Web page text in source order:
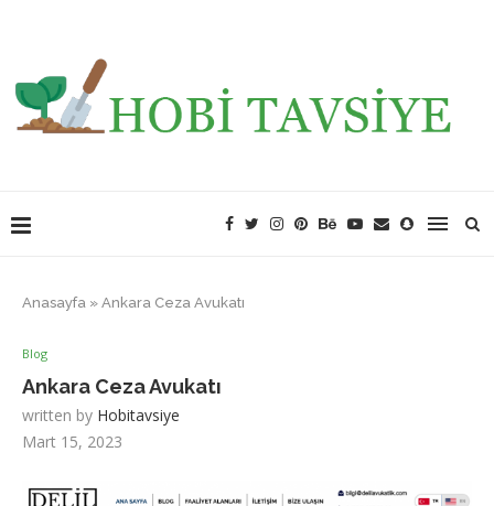
Anasayfa » Ankara Ceza Avukatı
Blog
Ankara Ceza Avukatı
written by Hobitavsiye
Mart 15, 2023